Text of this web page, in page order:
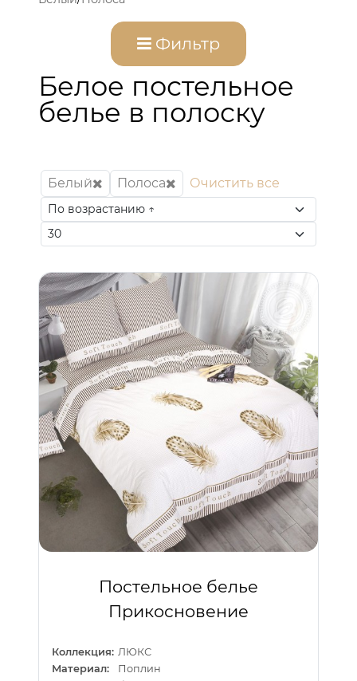
Фильтр
Белое постельное
белье в полоску
Белый Полоса Очистить все
Постельное белье
Прикосновение
Коллекция: ЛЮКС
Материал:
Поплин